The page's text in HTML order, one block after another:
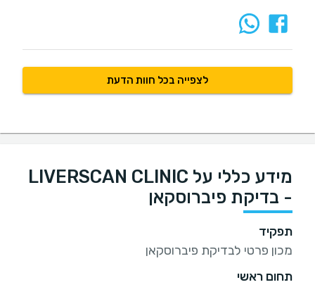
לצפייה בכל חוות הדעת
מידע כללי על LIVERSCAN CLINIC
- בדיקת פיברוסקאן
תפקיד
מכון פרטי לבדיקת פיברוסקאן
תחום ראשי